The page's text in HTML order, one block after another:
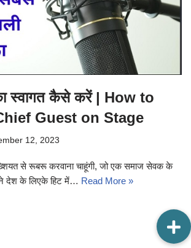
स्वागत कैसे करें | How to
Guest on Stage
12, 2023
से रूबरू करवाना चाहूंगी, जो एक समाज सेवक के
देश के लिएके हिट में… Read More »